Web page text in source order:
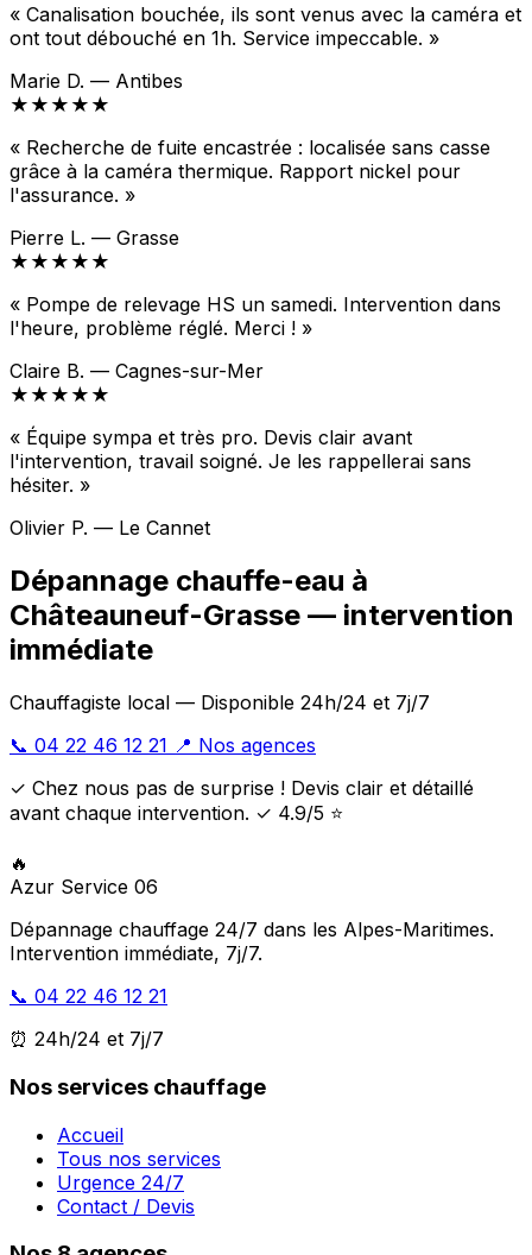
« Canalisation bouchée, ils sont venus avec la caméra et
ont tout débouché en 1h. Service impeccable. »
Marie D. — Antibes
★★★★★
« Recherche de fuite encastrée : localisée sans casse
grâce à la caméra thermique. Rapport nickel pour
l'assurance. »
Pierre L. — Grasse
★★★★★
« Pompe de relevage HS un samedi. Intervention dans
l'heure, problème réglé. Merci ! »
Claire B. — Cagnes-sur-Mer
★★★★★
« Équipe sympa et très pro. Devis clair avant
l'intervention, travail soigné. Je les rappellerai sans
hésiter. »
Olivier P. — Le Cannet
Dépannage chauffe-eau à
Châteauneuf-Grasse — intervention
immédiate
Chauffagiste local — Disponible 24h/24 et 7j/7
📞 04 22 46 12 21 📍 Nos agences
✓ Chez nous pas de surprise ! Devis clair et détaillé
avant chaque intervention. ✓ 4.9/5 ⭐
🔥
Azur Service 06
Dépannage chauffage 24/7 dans les Alpes-Maritimes.
Intervention immédiate, 7j/7.
📞 04 22 46 12 21
⏰ 24h/24 et 7j/7
Nos services chauffage
Accueil
Tous nos services
Urgence 24/7
Contact / Devis